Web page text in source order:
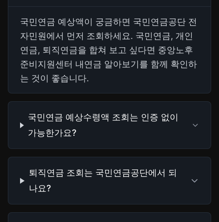
국민연금 예상액이 궁금하면 국민연금공단 전
자민원에서 먼저 조회하세요. 국민연금, 개인
연금, 퇴직연금을 합쳐 보고 싶다면 중앙노후
준비지원센터 내연금 알아보기를 함께 확인하
는 것이 좋습니다.
국민연금 예상수령액 조회는 인증 없이
가능한가요?
퇴직연금 조회는 국민연금공단에서 되
나요?